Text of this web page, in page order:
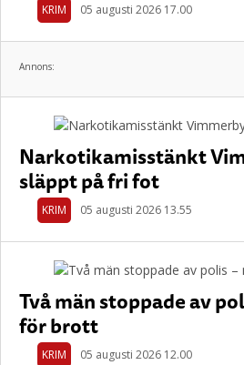
KRIM 05 augusti 2026 17.00
Annons:
Narkotikamisstänkt
släppt på fri fot
KRIM 05 augusti 2026 13.55
Två män stoppade av
för brott
KRIM 05 augusti 2026 12.00